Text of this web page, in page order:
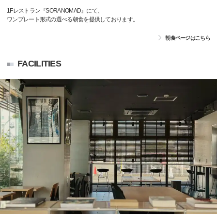
1Fレストラン『SORANOMAD』にて、
ワンプレート形式の選べる朝食を提供しております。
朝食ページはこちら
FACILITIES